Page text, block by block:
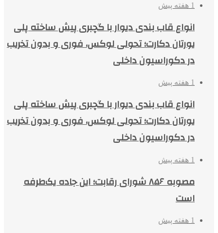
1 هفته پیش
انواع قاب بندی دیوار با گچبری پیش ساخته پلی
یورتان دکارت؛ تحولی لوکس، فوری و بدون تخریب
در دکوراسیون داخلی
1 هفته پیش
انواع قاب بندی دیوار با گچبری پیش ساخته پلی
یورتان دکارت؛ تحولی لوکس، فوری و بدون تخریب
در دکوراسیون داخلی
1 هفته پیش
مصوبه ۸۵۶ شورای رقابت؛ این جاده یک‌طرفه
است
1 هفته پیش